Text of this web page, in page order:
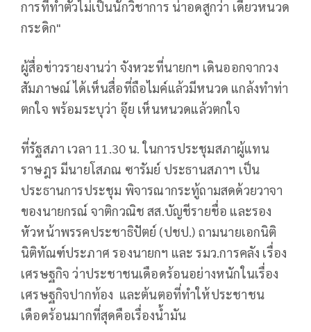
การที่ทําตัวไม่เป็นนักวิชาการ น่าอดสูกว่า เดี๋ยวหนวด
กระดิก"
ผู้สื่อข่าวรายงานว่า จังหวะที่นายกฯ เดินออกจากวง
สัมภาษณ์ ได้เห็นสื่อที่ถือไมค์แล้วมีหนวด แกล้งทำท่า
ตกใจ พร้อมระบุว่า อุ๊ย เห็นหนวดแล้วตกใจ
ที่รัฐสภา เวลา 11.30 น. ในการประชุมสภาผู้แทน
ราษฎร มีนายโสภณ ซารัมย์ ประธานสภาฯ เป็น
ประธานการประชุม พิจารณากระทู้ถามสดด้วยวาจา
ของนายกรณ์ จาติกวณิช สส.บัญชีรายชื่อ และรอง
หัวหน้าพรรคประชาธิปัตย์ (ปชป.) ถามนายเอกนิติ
นิติทัณฑ์ประภาศ รองนายกฯ และ รมว.การคลัง เรื่อง
เศรษฐกิจ ว่าประชาชนเดือดร้อนอย่างหนักในเรื่อง
เศรษฐกิจปากท้อง และต้นตอที่ทำให้ประชาชน
เดือดร้อนมากที่สุดคือเรื่องน้ำมัน